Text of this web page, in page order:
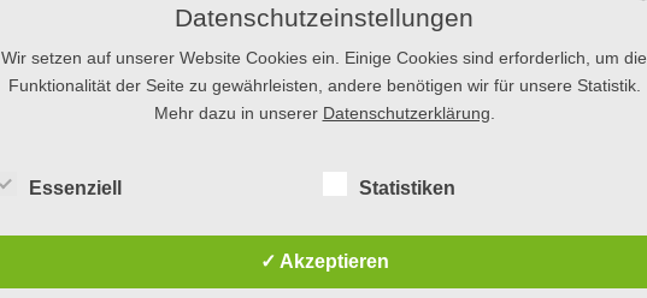
Datenschutzeinstellungen
Wir setzen auf unserer Website Cookies ein. Einige Cookies sind erforderlich, um die
Funktionalität der Seite zu gewährleisten, andere benötigen wir für unsere Statistik.
Mehr dazu in unserer Datenschutzerklärung
Essenziell Statistiken
✓ Akzeptieren